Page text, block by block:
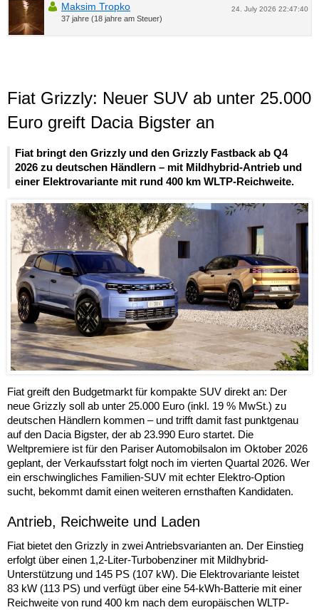
24. July 2026 22:47:40
Maksim Tropko
37 jahre (18 jahre am Steuer)
Fiat Grizzly: Neuer SUV ab unter 25.000
Euro greift Dacia Bigster an
Fiat bringt den Grizzly und den Grizzly Fastback ab Q4
2026 zu deutschen Händlern – mit Mildhybrid-Antrieb und
einer Elektrovariante mit rund 400 km WLTP-Reichweite.
Fiat greift den Budgetmarkt für kompakte SUV direkt an: Der
neue Grizzly soll ab unter 25.000 Euro (inkl. 19 % MwSt.) zu
deutschen Händlern kommen – und trifft damit fast punktgenau
auf den Dacia Bigster, der ab 23.990 Euro startet. Die
Weltpremiere ist für den Pariser Automobilsalon im Oktober 2026
geplant, der Verkaufsstart folgt noch im vierten Quartal 2026. Wer
ein erschwingliches Familien-SUV mit echter Elektro-Option
sucht, bekommt damit einen weiteren ernsthaften Kandidaten.
Antrieb, Reichweite und Laden
Fiat bietet den Grizzly in zwei Antriebsvarianten an. Der Einstieg
erfolgt über einen 1,2-Liter-Turbobenziner mit Mildhybrid-
Unterstützung und 145 PS (107 kW). Die Elektrovariante leistet
83 kW (113 PS) und verfügt über eine 54-kWh-Batterie mit einer
Reichweite von rund 400 km nach dem europäischen WLTP-